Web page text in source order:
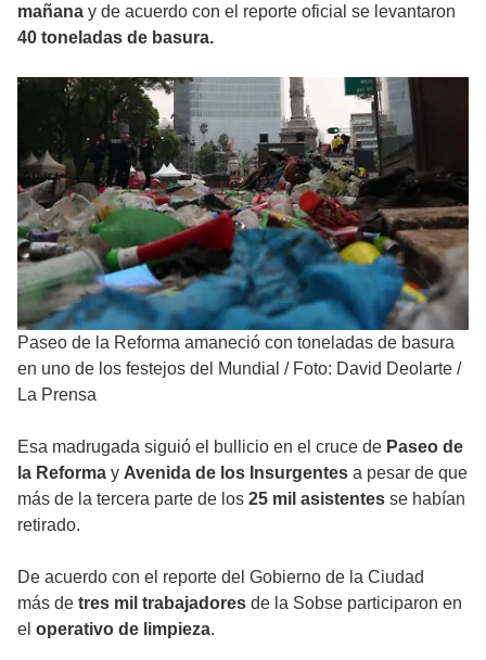
mañana y de acuerdo con el reporte oficial se levantaron
40 toneladas de basura.
Paseo de la Reforma amaneció con toneladas de basura
en uno de los festejos del Mundial / Foto: David Deolarte /
La Prensa
Esa madrugada siguió el bullicio en el cruce de Paseo de
la Reforma y Avenida de los Insurgentes a pesar de que
más de la tercera parte de los 25 mil asistentes se habían
retirado.
De acuerdo con el reporte del Gobierno de la Ciudad
más de tres mil trabajadores de la Sobse participaron en
el operativo de limpieza.